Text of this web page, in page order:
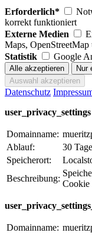
Erforderlich*
korrekt funktioniert
Externe Medien
Maps, OpenStreetMap
Statistik
Google
Datenschutz
user_privacy_settings
Domainname:
Ablauf:
30 Tage
Speicherort:
Beschreibung:
Cookie
Domainname: